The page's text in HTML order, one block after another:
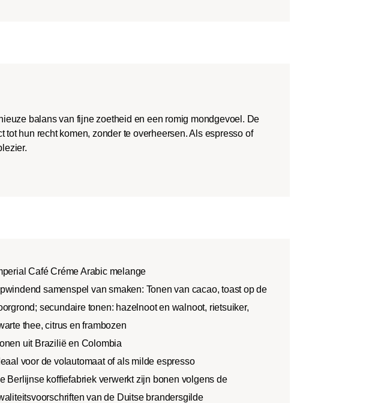
balans van fijne zoetheid en een romig mondgevoel. De
hun recht komen, zonder te overheersen. Als espresso of
Café Créme Arabic melange
samenspel van smaken: Tonen van cacao, toast op de
secundaire tonen: hazelnoot en walnoot, rietsuiker,
thee, citrus en frambozen
uit Brazilië en Colombia
voor de volautomaat of als milde espresso
Berlijnse koffiefabriek verwerkt zijn bonen volgens de
van de Duitse brandersgilde